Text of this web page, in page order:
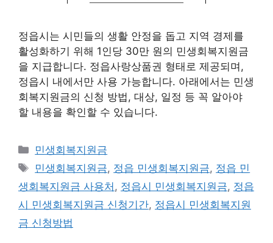
정읍시는 시민들의 생활 안정을 돕고 지역 경제를
활성화하기 위해 1인당 30만 원의 민생회복지원금
을 지급합니다. 정읍사랑상품권 형태로 제공되며,
정읍시 내에서만 사용 가능합니다. 아래에서는 민생
회복지원금의 신청 방법, 대상, 일정 등 꼭 알아야
할 내용을 확인할 수 있습니다.
카
테
리
민생회복지원금
태
그
민생회복지원금, 정읍 민생회복지원금, 정읍 민
생회복지원금 사용처 , 정읍시 민생회복지원금, 정읍
시 민생회복지원금 신청기간, 정읍시 민생회복지원
금 신청방법